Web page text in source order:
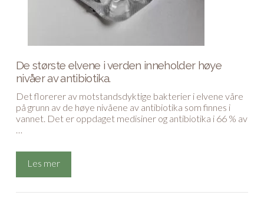
De største elvene i verden inneholder høye
nivåer av antibiotika.
Det florerer av motstandsdyktige bakterier i elvene våre
på grunn av de høye nivåene av antibiotika som finnes i
vannet. Det er oppdaget medisiner og antibiotika i 66 % av
Les mer